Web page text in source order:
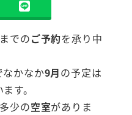
までのご予約を承り中
なかなか9月の予定は
す。
少の空室がありま